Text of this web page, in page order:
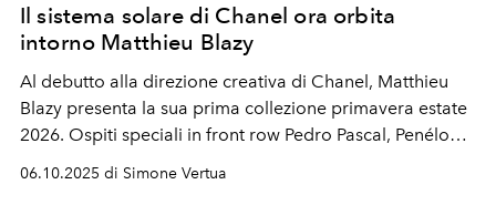
Il sistema solare di Chanel ora orbita
intorno Matthieu Blazy
Al debutto alla direzione creativa di Chanel, Matthieu
Blazy presenta la sua prima collezione primavera estate
2026. Ospiti speciali in front row Pedro Pascal, Penélope
06.10.2025 di Simone Vertua